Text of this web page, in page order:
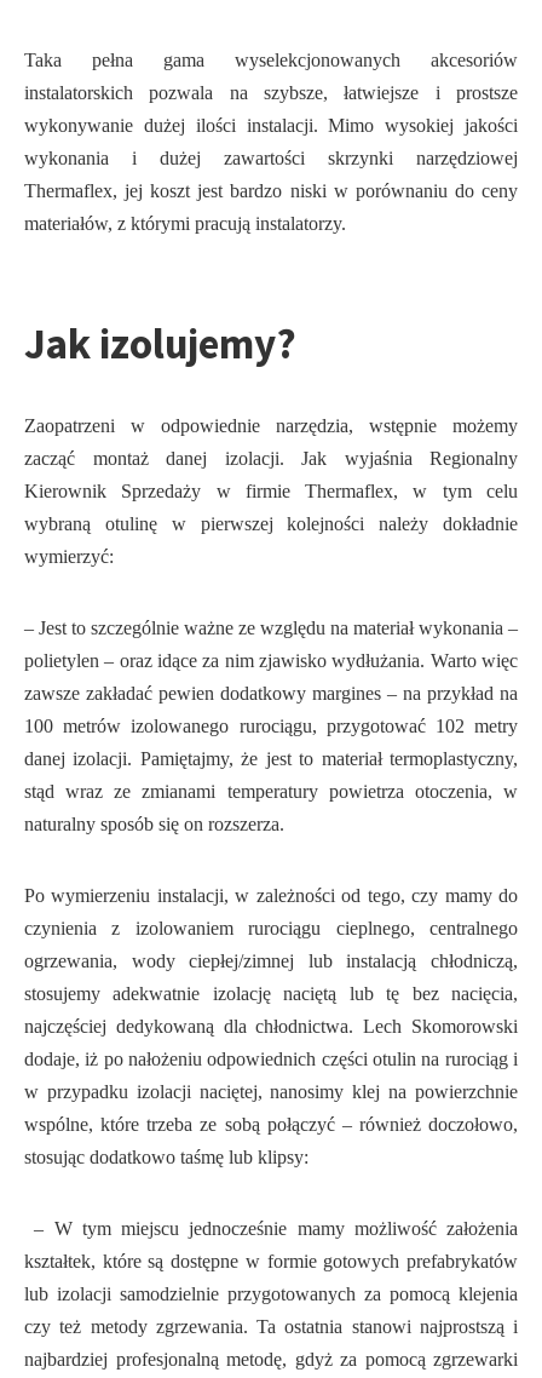
Taka pełna gama wyselekcjonowanych akcesoriów
instalatorskich pozwala na szybsze, łatwiejsze i prostsze
wykonywanie dużej ilości instalacji. Mimo wysokiej jakości
wykonania i dużej zawartości skrzynki narzędziowej
Thermaflex, jej koszt jest bardzo niski w porównaniu do ceny
materiałów, z którymi pracują instalatorzy.
Jak izolujemy?
Zaopatrzeni w odpowiednie narzędzia, wstępnie możemy
zacząć montaż danej izolacji. Jak wyjaśnia Regionalny
Kierownik Sprzedaży w firmie Thermaflex, w tym celu
wybraną otulinę w pierwszej kolejności należy dokładnie
wymierzyć:
– Jest to szczególnie ważne ze względu na materiał wykonania –
polietylen – oraz idące za nim zjawisko wydłużania. Warto więc
zawsze zakładać pewien dodatkowy margines – na przykład na
100 metrów izolowanego rurociągu, przygotować 102 metry
danej izolacji. Pamiętajmy, że jest to materiał termoplastyczny,
stąd wraz ze zmianami temperatury powietrza otoczenia, w
naturalny sposób się on rozszerza.
Po wymierzeniu instalacji, w zależności od tego, czy mamy do
czynienia z izolowaniem rurociągu cieplnego, centralnego
ogrzewania, wody ciepłej/zimnej lub instalacją chłodniczą,
stosujemy adekwatnie izolację naciętą lub tę bez nacięcia,
najczęściej dedykowaną dla chłodnictwa. Lech Skomorowski
dodaje, iż po nałożeniu odpowiednich części otulin na rurociąg i
w przypadku izolacji naciętej, nanosimy klej na powierzchnie
wspólne, które trzeba ze sobą połączyć – również doczołowo,
stosując dodatkowo taśmę lub klipsy:
– W tym miejscu jednocześnie mamy możliwość założenia
kształtek, które są dostępne w formie gotowych prefabrykatów
lub izolacji samodzielnie przygotowanych za pomocą klejenia
czy też metody zgrzewania. Ta ostatnia stanowi najprostszą i
najbardziej profesjonalną metodę, gdyż za pomocą zgrzewarki